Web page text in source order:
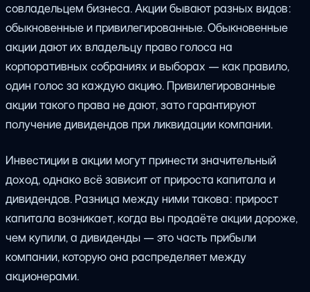
совладельцем бизнеса. Акции бывают разных видов:
обыкновенные и привилегированные. Обыкновенные
акции дают их владельцу право голоса на
корпоративных собраниях и выборах — как правило,
один голос за каждую акцию. Привилегированные
акции такого права не дают, зато гарантируют
получение дивидендов при ликвидации компании.
Инвестиции в акции могут принести значительный
доход, однако всё зависит от прироста капитала и
дивидендов. Разница между ними такова: прирост
капитала возникает, когда вы продаёте акции дороже,
чем купили, а дивиденды — это часть прибыли
компании, которую она распределяет между
акционерами.